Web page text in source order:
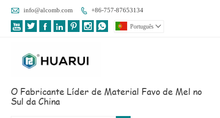
 info@alcomb.com  +86-757-87653134
       Português 
O Fabricante Líder de Material Favo de Mel no
Sul da China